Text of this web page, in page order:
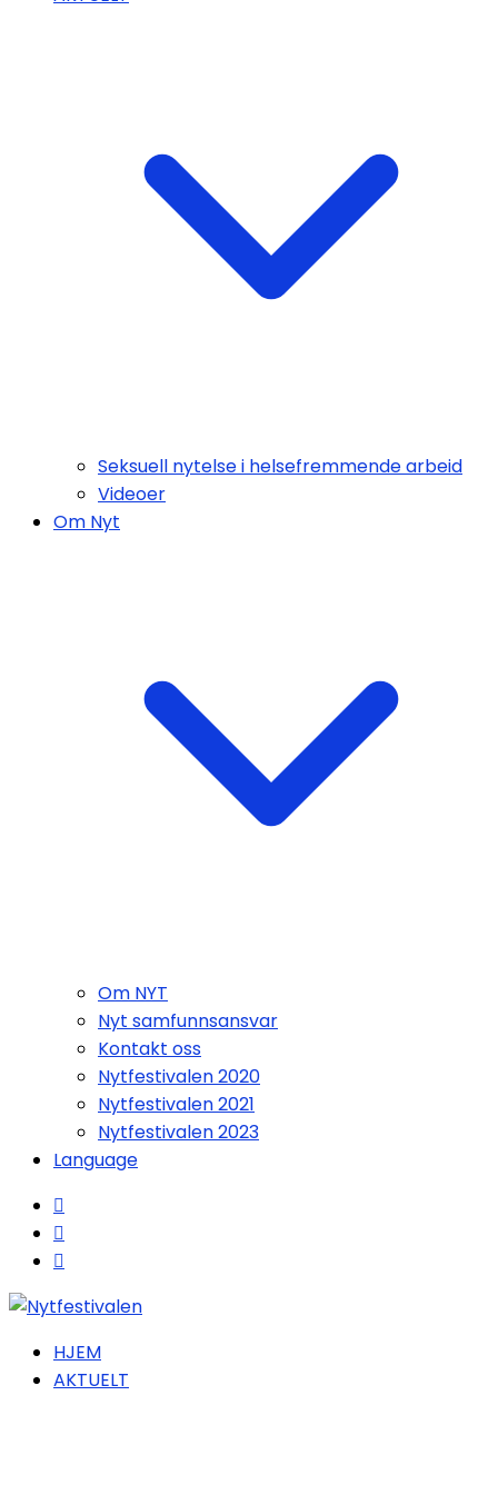
Seksuell nytelse i helsefremmende arbeid
Videoer
Om Nyt
Om NYT
Nyt samfunnsansvar
Kontakt oss
Nytfestivalen 2020
Nytfestivalen 2021
Nytfestivalen 2023
Language
HJEM
AKTUELT